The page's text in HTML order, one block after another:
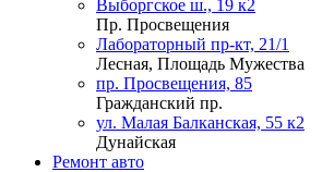
Выборгское ш., 19 к2
Пр. Просвещения
Лабораторный пр-кт, 21/1
Лесная, Площадь Мужества
пр. Просвещения, 85
Гражданский пр.
ул. Малая Балканская, 55 к2
Дунайская
Ремонт авто